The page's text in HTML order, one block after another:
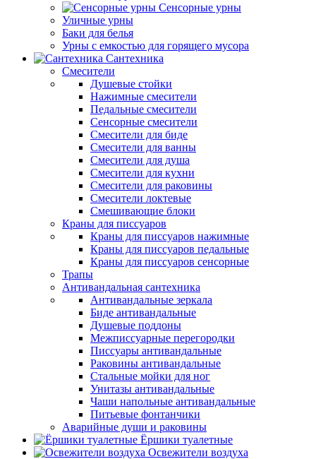
Сенсорные урны
Уличные урны
Баки для белья
Урны с емкостью для горящего мусора
Сантехника
Смесители
Душевые стойки
Нажимные смесители
Педальные смесители
Сенсорные смесители
Смесители для биде
Смесители для ванны
Смесители для душа
Смесители для кухни
Смесители для раковины
Смесители локтевые
Смешивающие блоки
Краны для писсуаров
Краны для писсуаров нажимные
Краны для писсуаров педальные
Краны для писсуаров сенсорные
Трапы
Антивандальная сантехника
Антивандальные зеркала
Биде антивандальные
Душевые поддоны
Межписсуарные перегородки
Писсуары антивандальные
Раковины антивандальные
Стальные мойки для ног
Унитазы антивандальные
Чаши напольные антивандальные
Питьевые фонтанчики
Аварийные души и раковины
Ёршики туалетные
Освежители воздуха